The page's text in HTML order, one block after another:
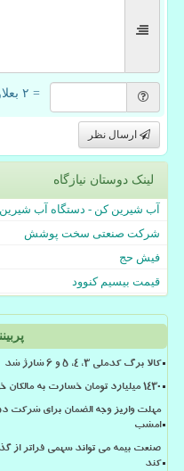
= ۲ بعلاوه ۱
ارسال نظر
لینک دوستان نیازگاه
آب شیرین کن - دستگاه آب
شرکت صنعتی سخت پوشش
فیش حج
قیمت بیسیم کنوود
کالا برگ کدملی 3، 4، 5 و 6 شارژ شد
۱۴۳۰ میلیارد تومان خسارت به مالکان خودرو های لطمه دیده جنگ پرداخت گردید
امشب
صنعت بیمه می تواند سهمی فراتر از
کند